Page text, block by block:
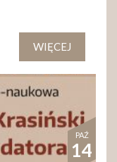
WIĘCEJ
PAŹ
14